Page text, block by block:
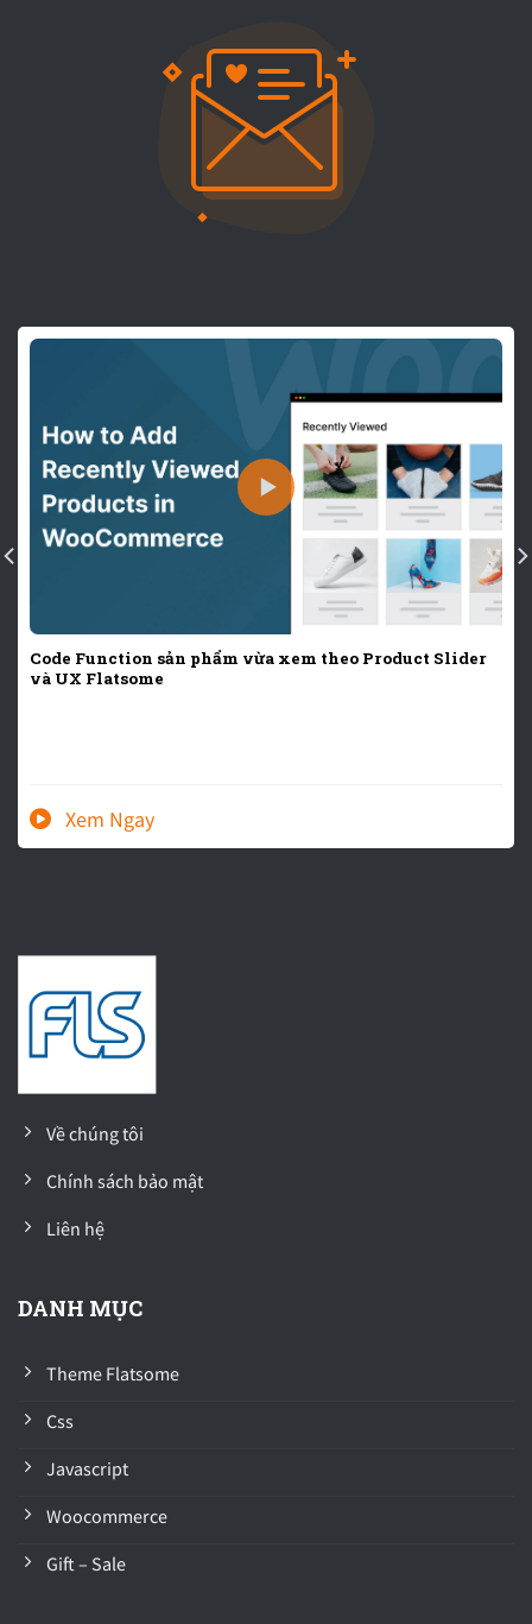
Code Function sản phẩm vừa xem theo Product Slider
và UX Flatsome
Về chúng tôi
Chính sách bảo mật
Liên hệ
DANH MỤC
Theme Flatsome
Css
Javascript
Woocommerce
Gift – Sale